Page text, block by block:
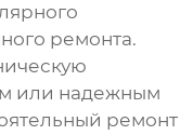
ремонта.
или надежным
ремонт